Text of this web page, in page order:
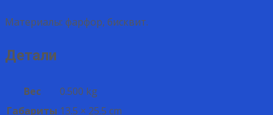
Материалы: фарфор, бисквит.
Детали
Вес
0.500 kg
Габариты 13.5 × 25.5 cm